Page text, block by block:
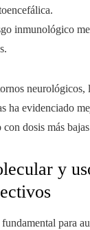
inmunológico
neurológicos,
ha evidenciado
dosis más
y
para